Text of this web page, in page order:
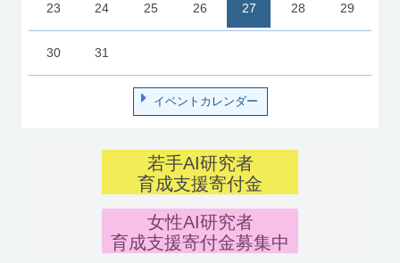
23 24 25 26 27 28 29
30 31
イベントカレンダー
若手AI研究者
育成支援寄付金
女性AI研究者
育成支援寄付金募集中